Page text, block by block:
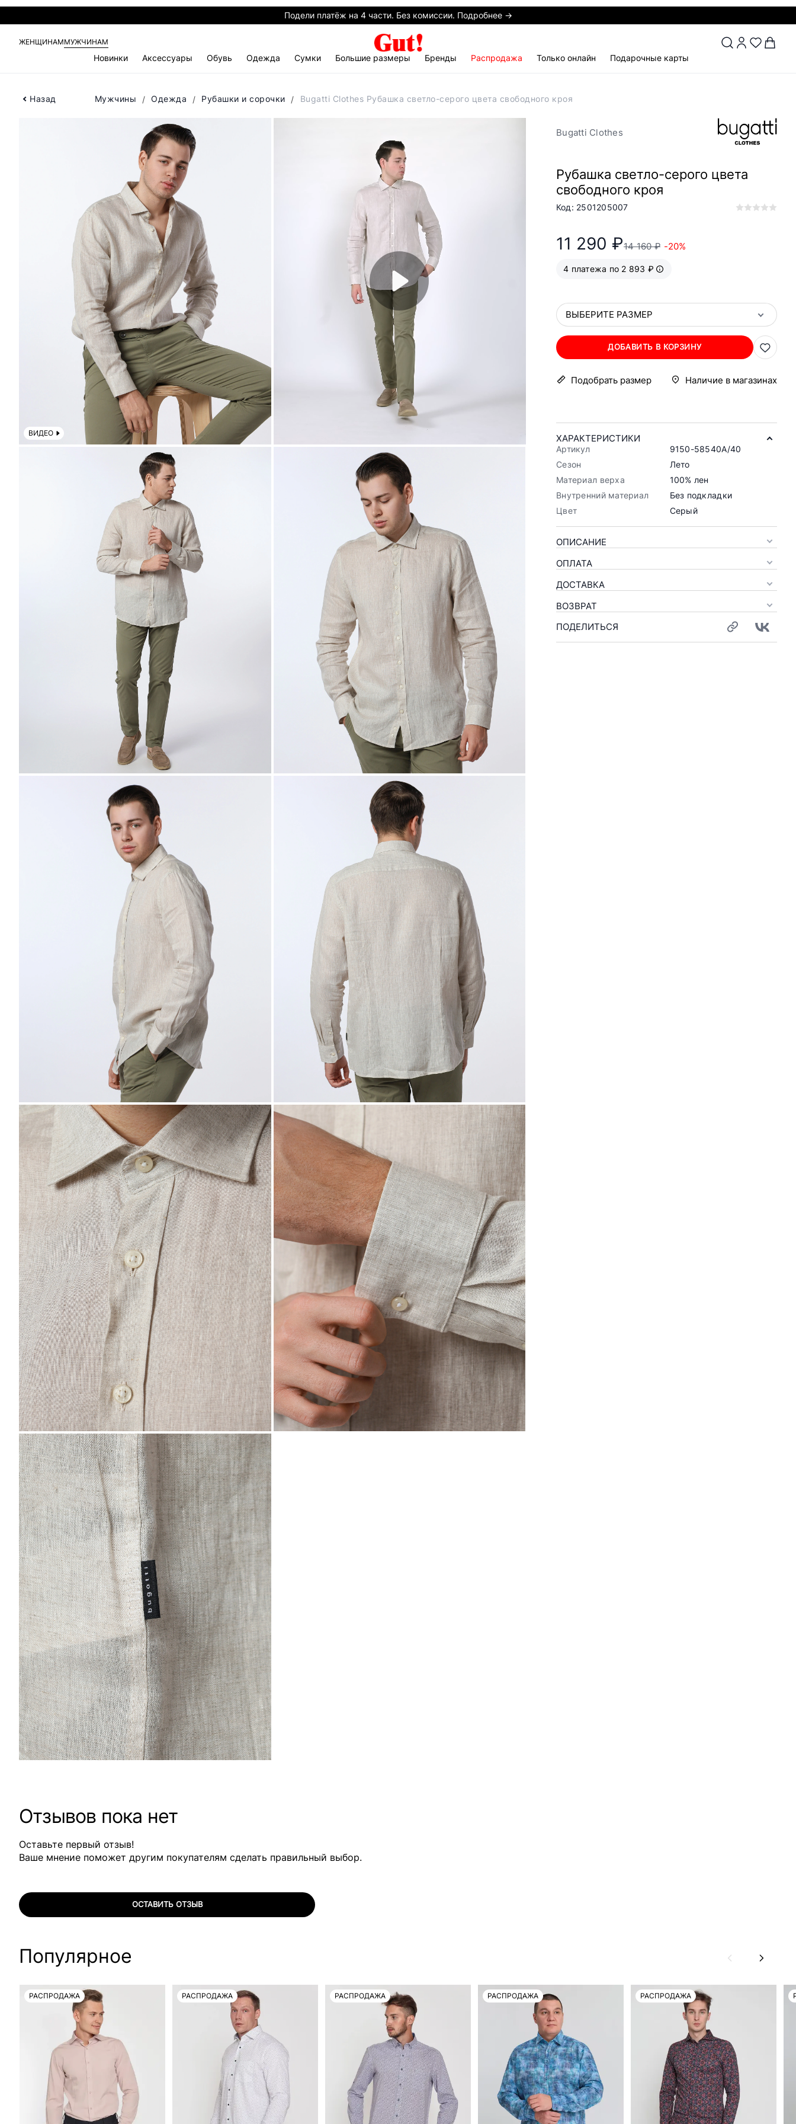
Подели платёж на 4 части. Без комиссии. Подробнее →
ЖЕНЩИНАММУЖЧИНАМ
Новинки Аксессуары Обувь Одежда Сумки Большие размеры Бренды Распродажа Только онлайн Подарочные карты
Назад Мужчины Одежда Рубашки и сорочки Bugatti Clothes Рубашка светло-серого цвета свободного кроя
ВИДЕО
Bugatti Clothes
Рубашка светло-серого цвета
свободного кроя
Код: 2501205007
11 290 ₽14 160 ₽ -20%
4 платежа по 2 893 ₽
ВЫБЕРИТЕ РАЗМЕР
ДОБАВИТЬ В КОРЗИНУ
Подобрать размер Наличие в магазинах
ХАРАКТЕРИСТИКИ
Артикул
9150-58540A/40
Сезон
Лето
Материал верха
100% лен
Внутренний материал
Без подкладки
Цвет
Серый
ОПИСАНИЕ
ОПЛАТА
ДОСТАВКА
ВОЗВРАТ
ПОДЕЛИТЬСЯ
Отзывов пока нет
Оставьте первый отзыв!
Ваше мнение поможет другим покупателям сделать правильный выбор.
ОСТАВИТЬ ОТЗЫВ
Популярное
РАСПРОДАЖА РАСПРОДАЖА РАСПРОДАЖА РАСПРОДАЖА РАСПРОДАЖА